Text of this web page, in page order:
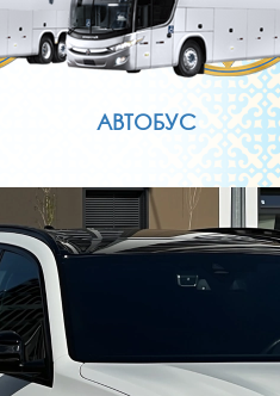
АВТОБУС